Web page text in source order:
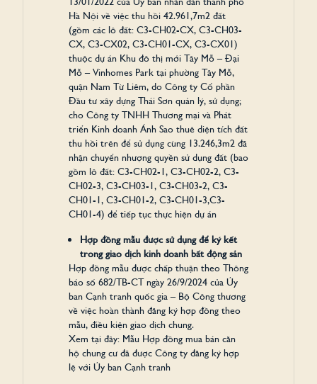
Hà Nội về việc thu hồi 42.961,7m2 đất
(gồm các lô đất: C3-CH02-CX, C3-CH03-
CX, C3-CX02, C3-CH01-CX, C3-CX01)
thuộc dự án Khu đô thị mới Tây Mỗ – Đại
Mỗ – Vinhomes Park tại phường Tây Mỗ,
quận Nam Từ Liêm, do Công ty Cổ phần
Đầu tư xây dựng Thái Sơn quản lý, sử dụng;
cho Công ty TNHH Thương mại và Phát
triển Kinh doanh Ánh Sao thuê diện tích đất
thu hồi trên để sử dụng cùng 13.246,3m2 đã
nhận chuyển nhượng quyền sử dụng đất (bao
gồm lô đất: C3-CH02-1, C3-CH02-2, C3-
CH02-3, C3-CH03-1, C3-CH03-2, C3-
CH01-1, C3-CH01-2, C3-CH01-3,C3-
CH01-4) để tiếp tục thực hiện dự án
Hợp đồng mẫu được sử dụng để ký kết
trong giao dịch kinh doanh bất động sản
Hợp đồng mẫu được chấp thuận theo Thông
báo số 682/TB-CT ngày 26/9/2024 của Ủy
ban Cạnh tranh quốc gia – Bộ Công thương
về việc hoàn thành đăng ký hợp đồng theo
mẫu, điều kiện giao dịch chung.
Xem tại đây: Mẫu Hợp đồng mua bán căn
hộ chung cư đã được Công ty đăng ký hợp
lệ với Ủy ban Cạnh tranh